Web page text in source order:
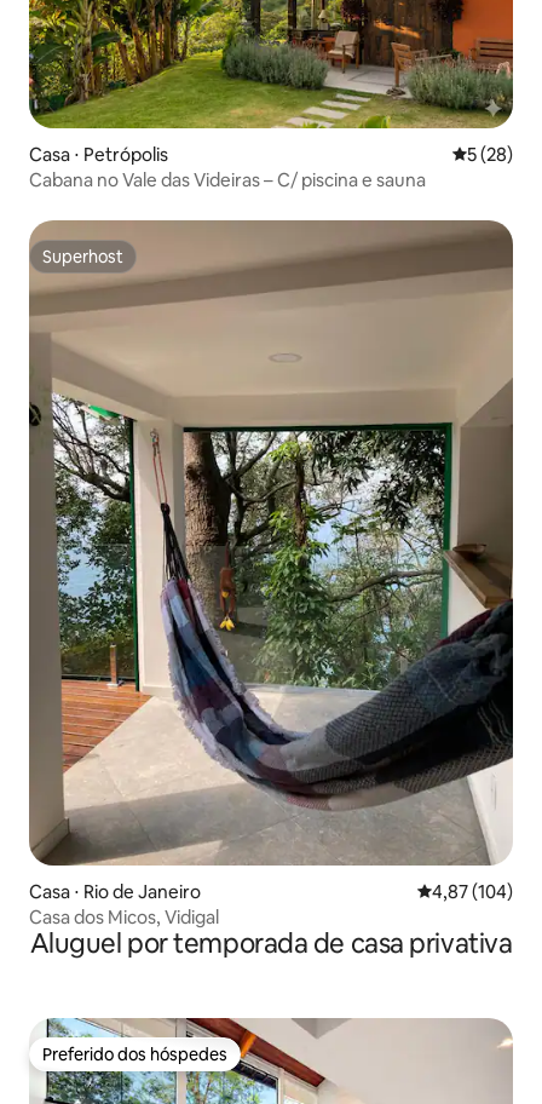
Casa ⋅ Petrópolis 5 de uma
5 (28)
Cabana no Vale das Videiras – C/ piscina e sauna
Superhost
Superhost
Casa ⋅ Rio de Janeiro 4,87 de uma
4,87 (104)
Casa dos Micos, Vidigal
Aluguel por temporada de casa privativa
Preferido dos hóspedes
Preferido dos hóspedes